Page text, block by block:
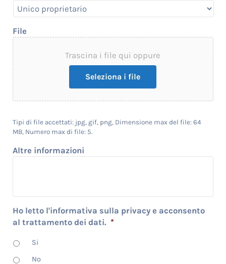
File
Trascina i file qui oppure
Seleziona i file
Tipi di file accettati: jpg, gif, png, Dimensione max del file: 64
MB, Numero max di file: 5.
Altre informazioni
Ho letto l'informativa sulla privacy e acconsento
al trattamento dei dati. *
Si
No